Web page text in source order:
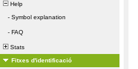
Help
- Symbol explanation
- FAQ
Stats
Fitxes d'identificació